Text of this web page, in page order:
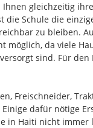
gleichzeitig
die Schule die
zu bleiben.
möglich, da viele
sind. Für den
Freischneider,
dafür nötige
in Haiti nicht